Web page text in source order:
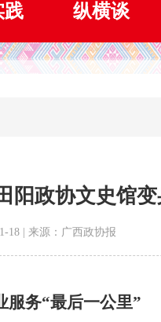
践 纵横谈
阳政协文史馆
18 | 来源：广西政协报
服务“最后一公里”